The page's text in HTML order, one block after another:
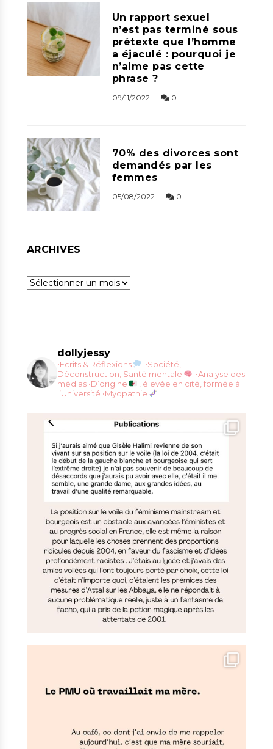
Un rapport sexuel
n’est pas terminé sous
prétexte que l’homme
a éjaculé : pourquoi je
n’aime pas cette
phrase ?
09/11/2022 0
70% des divorces sont
demandés par les
femmes
05/08/2022 0
ARCHIVES
Archives
dollyjessy
•Ecrits & Réflexions
•Société,
Déconstruction, Santé mentale
•Analyse des
médias •D’origine
, élevée en cité, formée à
l’Université •Myopathie